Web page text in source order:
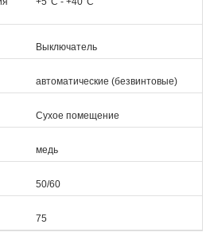
Выключатель
автоматические (безвинтовые)
Сухое помещение
медь
50/60
75